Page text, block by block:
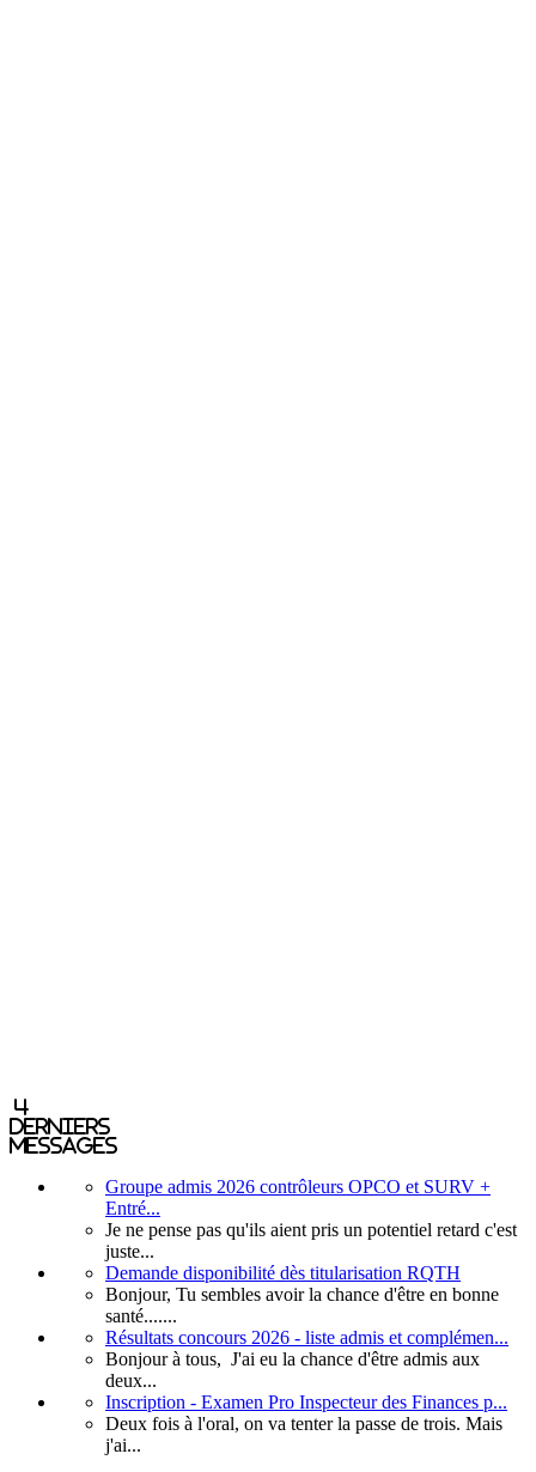
4
derniers
messages
Groupe admis 2026 contrôleurs OPCO et SURV +
Entré...
Je ne pense pas qu'ils aient pris un potentiel retard c'est
juste...
Demande disponibilité dès titularisation RQTH
Bonjour, Tu sembles avoir la chance d'être en bonne
santé.......
Résultats concours 2026 - liste admis et complémen...
Bonjour à tous, J'ai eu la chance d'être admis aux
deux...
Inscription - Examen Pro Inspecteur des Finances p...
Deux fois à l'oral, on va tenter la passe de trois. Mais
j'ai...